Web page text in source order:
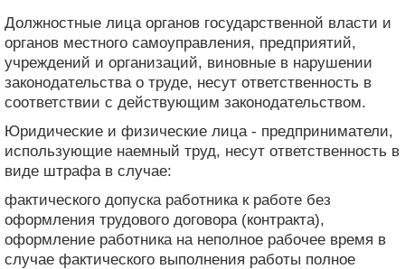
Должностные лица органов государственной власти и
органов местного самоуправления, предприятий,
учреждений и организаций, виновные в нарушении
законодательства о труде, несут ответственность в
соответствии с действующим законодательством.
Юридические и физические лица - предприниматели,
использующие наемный труд, несут ответственность в
виде штрафа в случае:
фактического допуска работника к работе без
оформления трудового договора (контракта),
оформление работника на неполное рабочее время в
случае фактического выполнения работы полное